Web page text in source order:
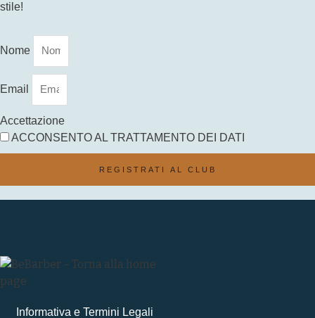
stile!
Nome
Email
Accettazione
ACCONSENTO AL TRATTAMENTO DEI DATI
REGISTRATI AL CLUB
Informativa e Termini Legali